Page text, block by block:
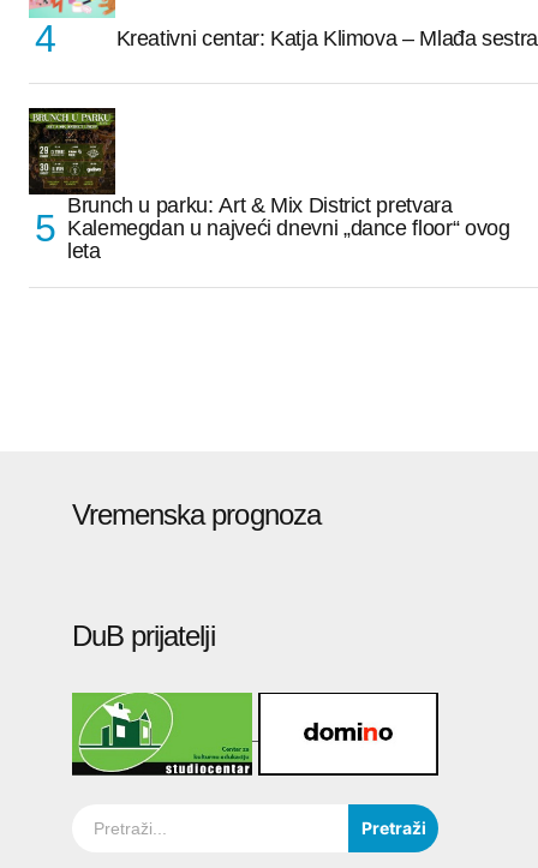
Kreativni centar: Katja Klimova – Mlađa sestra
Brunch u parku: Art & Mix District pretvara
Kalemegdan u najveći dnevni „dance floor“ ovog
leta
Vremenska prognoza
DuB prijatelji
Pretraži